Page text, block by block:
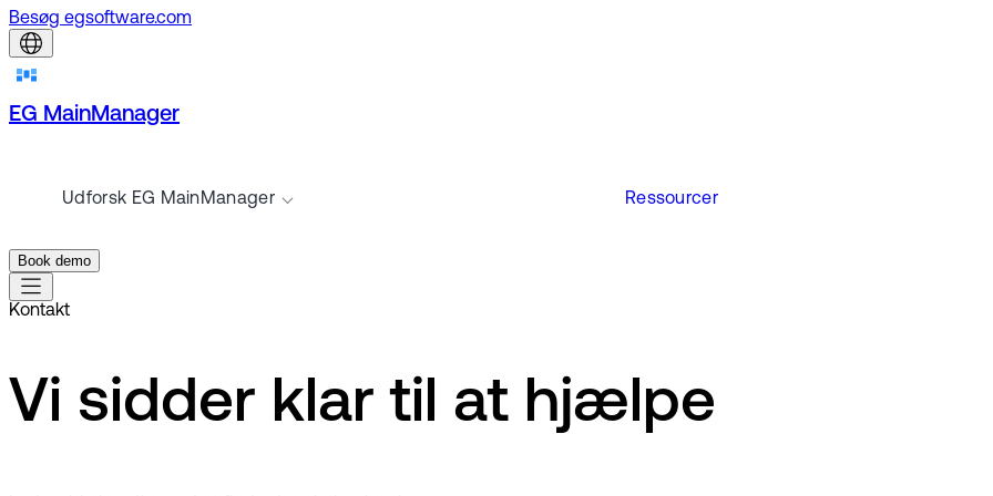
Besøg egsoftware.com
EG MainManager
Udforsk EG MainManager Ressourcer
Book demo
Kontakt
Vi sidder klar til at hjælpe